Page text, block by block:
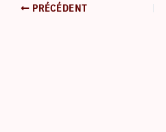
PRÉCÉDENT